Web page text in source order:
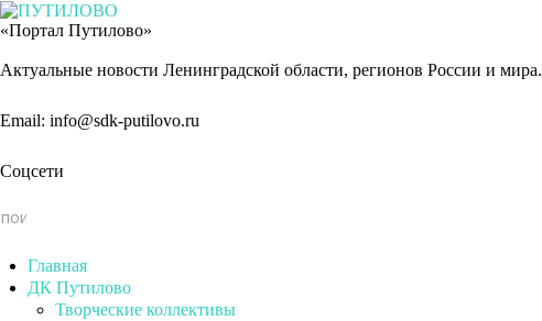
«Портал Путилово»
Актуальные новости Ленинградской области, регионов России и мира.
Email: info@sdk-putilovo.ru
Соцсети
Главная
ДК Путилово
Творческие коллективы